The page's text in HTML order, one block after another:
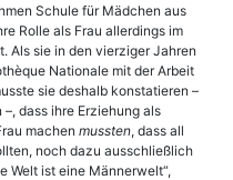
Schule für Mädchen aus
Rolle als Frau allerdings im
Als sie in den vierziger Jahren
Nationale mit der Arbeit
sie deshalb konstatieren –
dass ihre Erziehung als
machen mussten, dass all
noch dazu ausschließlich
Welt ist eine Männerwelt“,